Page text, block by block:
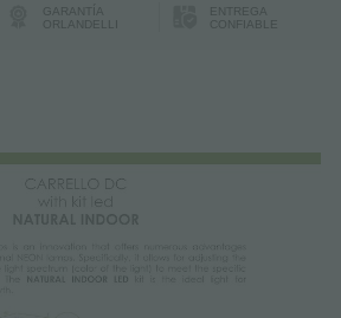
GARANTÍA
ORLANDELLI
ENTREGA
CONFIABLE